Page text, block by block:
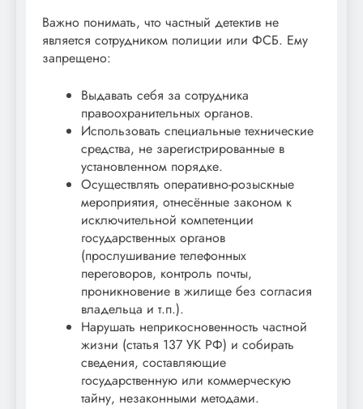
Важно понимать, что частный детектив не
является сотрудником полиции или ФСБ. Ему
запрещено:
Выдавать себя за сотрудника
правоохранительных органов.
Использовать специальные технические
средства, не зарегистрированные в
установленном порядке.
Осуществлять оперативно-розыскные
мероприятия, отнесённые законом к
исключительной компетенции
государственных органов
(прослушивание телефонных
переговоров, контроль почты,
проникновение в жилище без согласия
владельца и т.п.).
Нарушать неприкосновенность частной
жизни (статья 137 УК РФ) и собирать
сведения, составляющие
государственную или коммерческую
тайну, незаконными методами.